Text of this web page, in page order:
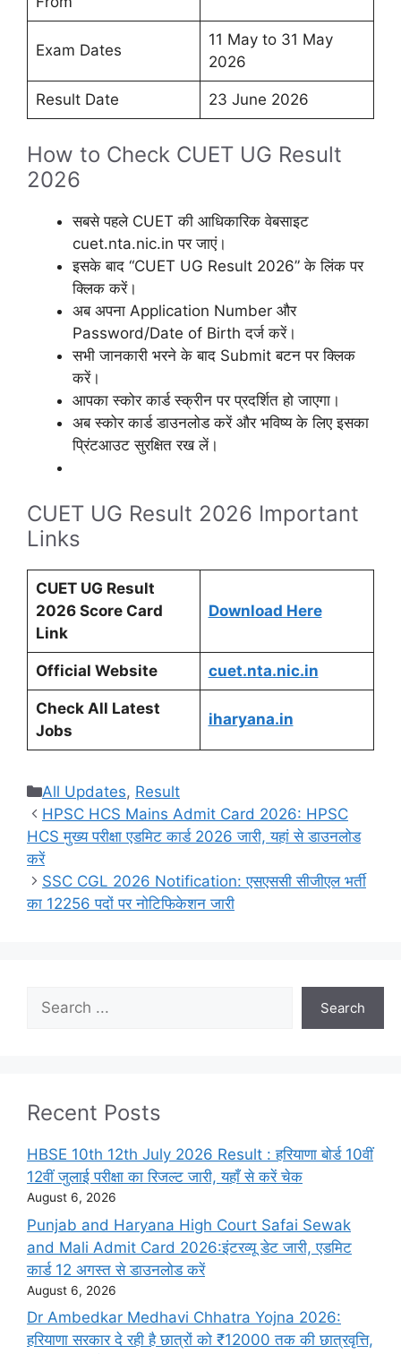
Exam Dates
11 May to 31 May
2026
Result Date 23 June 2026
How to Check CUET UG Result
2026
सबसे पहले CUET की आधिकारिक वेबसाइट
cuet.nta.nic.in पर जाएं।
इसके बाद “CUET UG Result 2026” के लिंक पर
क्लिक करें।
अब अपना Application Number और
Password/Date of Birth दर्ज करें।
सभी जानकारी भरने के बाद Submit बटन पर क्लिक
करें।
आपका स्कोर कार्ड स्क्रीन पर प्रदर्शित हो जाएगा।
अब स्कोर कार्ड डाउनलोड करें और भविष्य के लिए इसका
प्रिंटआउट सुरक्षित रख लें।
CUET UG Result 2026 Important
Links
CUET UG Result
2026 Score Card
Link
Download Here
Official Website cuet.nta.nic.in
Check All Latest
Jobs
iharyana.in
Categories
All Updates, Result
HPSC HCS Mains Admit Card 2026: HPSC
HCS मुख्य परीक्षा एडमिट कार्ड 2026 जारी, यहां से डाउनलोड
करें
SSC CGL 2026 Notification: एसएससी सीजीएल भर्ती
का 12256 पदों पर नोटिफिकेशन जारी
Search
Search
Recent Posts
HBSE 10th 12th July 2026 Result : हरियाणा बोर्ड 10वीं
12वीं जुलाई परीक्षा का रिजल्ट जारी, यहाँ से करें चेक
August 6, 2026
Punjab and Haryana High Court Safai Sewak
and Mali Admit Card 2026:इंटरव्यू डेट जारी, एडमिट
कार्ड 12 अगस्त से डाउनलोड करें
August 6, 2026
Dr Ambedkar Medhavi Chhatra Yojna 2026:
हरियाणा सरकार दे रही है छात्रों को ₹12000 तक की छात्रवृत्ति,